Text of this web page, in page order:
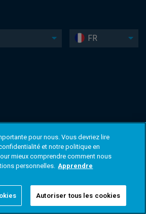
FR
pour nous. Vous devriez lire
et notre politique en
mieux comprendre comment nous
personnelles. Apprendre
Autoriser tous les cookies